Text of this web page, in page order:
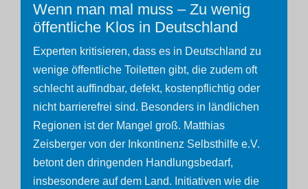
Wenn man mal muss – Zu wenig
öffentliche Klos in Deutschland
Experten kritisieren, dass es in Deutschland zu
wenige öffentliche Toiletten gibt, die zudem oft
schlecht auffindbar, defekt, kostenpflichtig oder
nicht barrierefrei sind. Besonders in ländlichen
Regionen ist der Mangel groß. Matthias
Zeisberger von der Inkontinenz Selbsthilfe e.V.
betont den dringenden Handlungsbedarf,
insbesondere auf dem Land. Initiativen wie die